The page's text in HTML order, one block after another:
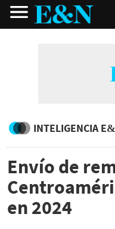
INTELIGENCIA
Envío de
en 2024